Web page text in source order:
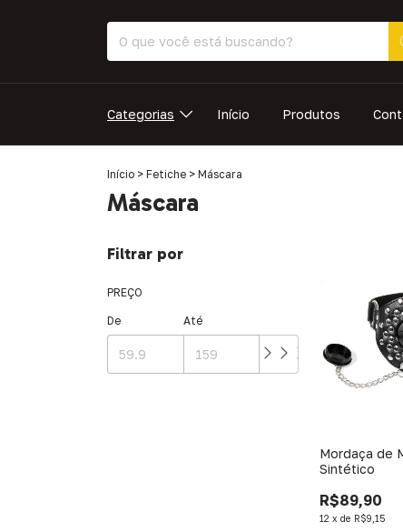
Categorias Início Produtos
Início > Fetiche > Máscara
Máscara
Filtrar por
PREÇO
De Até
Mordaça de
Sintético
R$89,90
12 xde R$9,15